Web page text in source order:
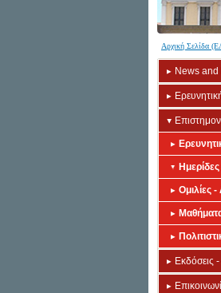
Αρχική Σελίδα
News and
Ομιλίες -
Εκδόσεις